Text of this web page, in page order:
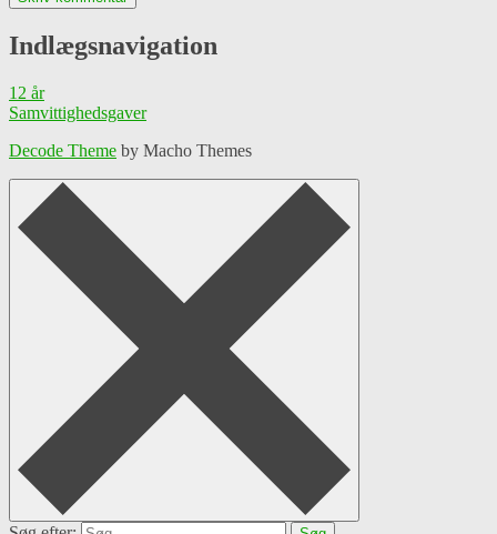
Indlægsnavigation
12 år
Samvittighedsgaver
Decode Theme by Macho Themes